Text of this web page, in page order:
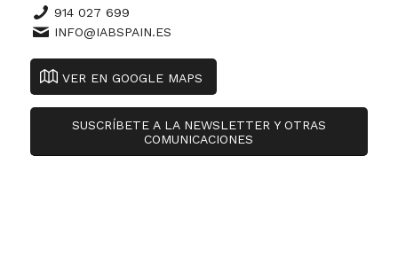
914 027 699
INFO@IABSPAIN.ES
VER EN GOOGLE MAPS
SUSCRÍBETE A LA NEWSLETTER Y OTRAS
COMUNICACIONES